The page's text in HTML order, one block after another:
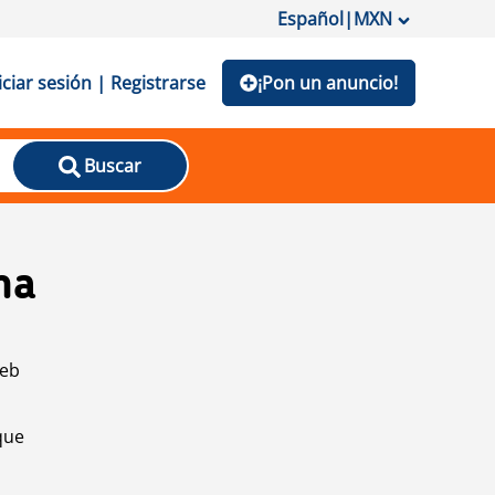
Español|MXN
sesión | Registrarse ¡Pon un anuncio!
Buscar